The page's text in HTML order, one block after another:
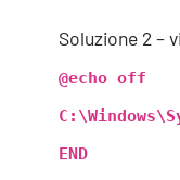
Soluzione 2 –
@echo off
END